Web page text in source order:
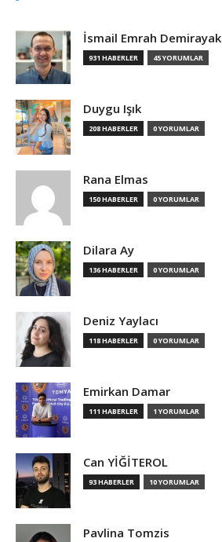
İsmail Emrah Demirayak
931 HABERLER 45 YORUMLAR
Duygu Işık
208 HABERLER 0 YORUMLAR
Rana Elmas
150 HABERLER 0 YORUMLAR
Dilara Ay
136 HABERLER 0 YORUMLAR
Deniz Yaylacı
118 HABERLER 0 YORUMLAR
Emirkan Damar
111 HABERLER 1 YORUMLAR
Can YİĞİTEROL
93 HABERLER 10 YORUMLAR
Pavlina Tomzis